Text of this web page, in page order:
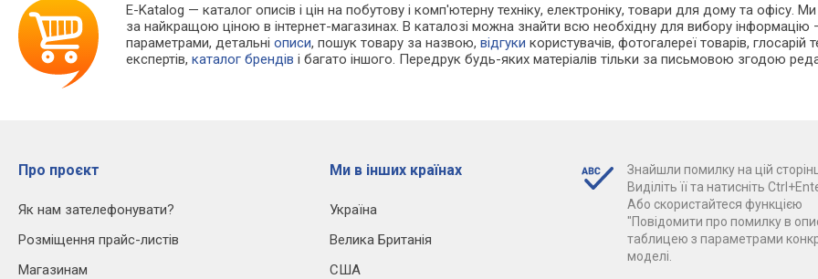
E-Katalog — каталог описів і цін на побутову і комп'ютерну техніку, електроніку, товари для дому та
за найкращою ціною в інтернет-магазинах. В каталозі можна знайти всю необхідну для вибору
параметрами, детальніописи, пошук товару за назвою,відгуки користувачів, фотогалереї товарів, глосарій
експертів,каталог брендів і багато іншого. Передрук будь-яких матеріалів тільки за письмовою згодою
Про проєкт
Як нам зателефонувати?
Розміщення прайс-листів
Магазинам
Ми в інших країнах
Україна
Велика Британія
США
Знайшли помилку на цій
Виділіть її та натисніть
Або скористайтеся функцією
"Повідомити про помилку в
таблицею з параметрами
моделі.